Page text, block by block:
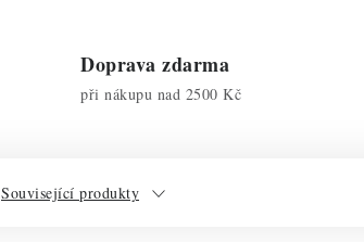
Doprava zdarma
při nákupu nad 2500 Kč
Související produkty